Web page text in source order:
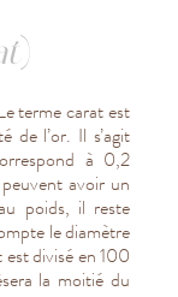
)
terme carat est
de l’or. Il s’agit
à 0,2
avoir un
poids, il reste
le diamètre
divisé en 100
la moitié du